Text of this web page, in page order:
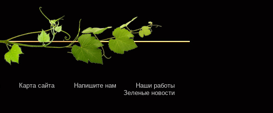
Карта сайта Напишите нам
Наши работы
Зеленые новости